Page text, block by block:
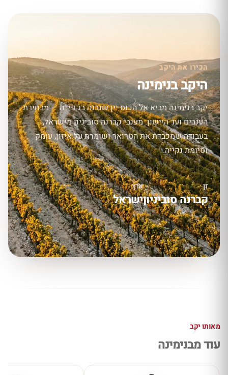
הכירו את היקב
היקב בנימינה
יקב בנימינה מביא אל הכוס יין שנבנה בקפידה — מבחירת
הענבים ועד היישון. מענבי קברנה סוביניון מישראל,
בעבודה שמכבדת את הטרואר ושומרת על איזון, עומק
וסיומת נקייה.
זן
קברנה סוביניון
ארץ
ישראל
מאותו יקב
עוד מבנימינה